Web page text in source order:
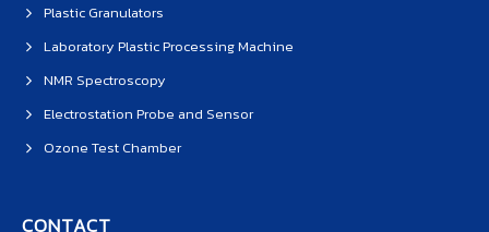
Plastic Granulators
Laboratory Plastic Processing Machine
NMR Spectroscopy
Electrostation Probe and Sensor
Ozone Test Chamber
CONTACT